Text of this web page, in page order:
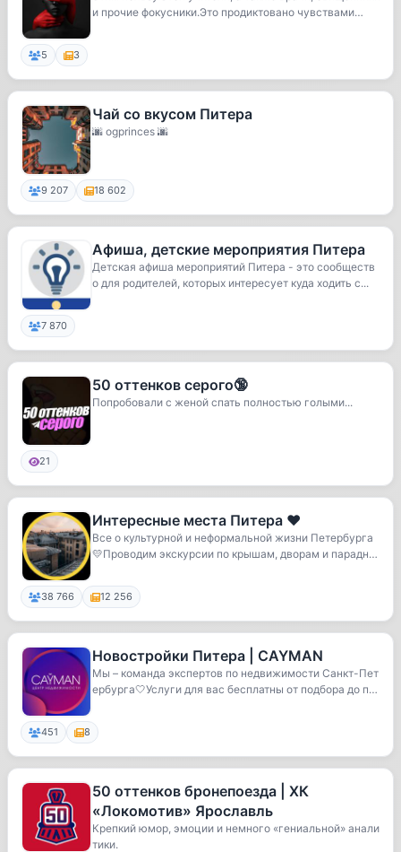
и прочие фокусники.Это продиктовано чувствами…
5 3
Чай со вкусом Питера
🌆 ogprinces 🌆
9 207 18 602
Афиша, детские мероприятия Питера
Детская афиша мероприятий Питера - это сообществ
о для родителей, которых интересует куда ходить с...
7 870
50 оттенков серого🔞
Попробовали с женой спать полностью голыми...
21
Интересные места Питера ❤️
Все о культурной и неформальной жизни Петербурга
💛Проводим экскурсии по крышам, дворам и парадны
38 766 12 256
Новостройки Питера | CAYMAN
Мы – команда экспертов по недвижимости Санкт-Пет
ербурга🤍Услуги для вас бесплатны от подбора до п
451 8
50 оттенков бронепоезда | ХК
«Локомотив» Ярославль
Крепкий юмор, эмоции и немного «гениальной» анали
тики.